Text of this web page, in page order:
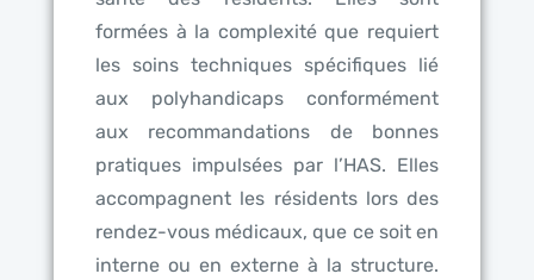
formées à la complexité que requiert
les soins techniques spécifiques lié
aux polyhandicaps conformément
aux recommandations de bonnes
pratiques impulsées par l’HAS. Elles
accompagnent les résidents lors des
rendez-vous médicaux, que ce soit en
interne ou en externe à la structure.